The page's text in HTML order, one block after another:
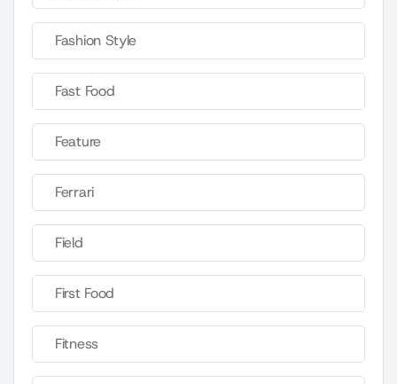
Fashion Style
Fast Food
Feature
Ferrari
Field
First Food
Fitness